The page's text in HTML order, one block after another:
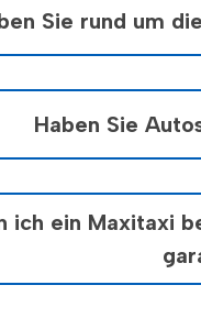
Sie rund um
Teile des Tages.
möchten,
Ihnen, rechtzeitig
Haben Sie
diese Autos
ich ein Maxitaxi
wir leider keine